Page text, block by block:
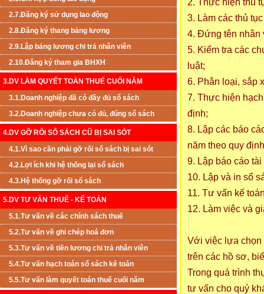
2.7.Đăng ký sử dụng lao động
2.8.Đăng ký thang bảng lương
2.9.Lập bảng lương chi trả nhân viên
2.10.Đăng ký tham gia BHXH
3.DV LÀM QUYẾT TOÁN THUẾ CUỐI NĂM
3.1.Doanh nghiệp đã có đầy đủ sổ sách
3.2.Doanh nghiệp chưa có đủ, đúng sổ sách
4.DV GỠ RỐI SỔ SÁCH CŨ BỊ SAI SÓT
4.1.Vì sao cần phải gỡ rối sổ sách bị sai sót
4.2.Lợi ích khi hệ thống lại sổ sách
4.3.Hệ thống gỡ rối sổ sách
5.DV TƯ VẤN THUẾ - KẾ TOÁN
5.1.Tư vấn về các chính sách thuế
5.2.Tư vấn về ghi chép hoá đơn
5.3.Tư vấn về tiền lương chi trả nhân viên
5.4.Tư vấn hạch toán sổ sách kế toán
5.5.Tư vấn làm quyết toán thuế cuối năm
3. Làm các thủ
4. Đứng tên nhân
5. Kiểm tra các
luật;
6. Phân loại, sắp
7. Thực hiện
định;
8. Lập các báo
năm theo quy
9. Lập báo cáo
10. Lập và in sổ
11. Tư vấn kế
12. Làm việc và
Với việc lựa chọn
trên các hồ sơ,
Trong quá trình
tư vấn cho quý